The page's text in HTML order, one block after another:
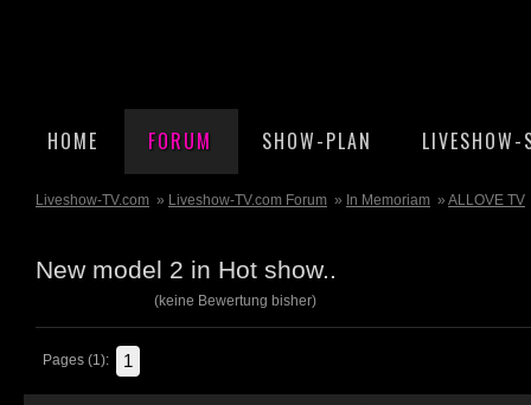
HOME FORUM SHOW-PLAN LIVESHOW-
Liveshow-TV.com » Liveshow-TV.com Forum » In Memoriam » ALLOVE TV
New model 2 in Hot show..
(keine Bewertung bisher)
Pages (1): 1